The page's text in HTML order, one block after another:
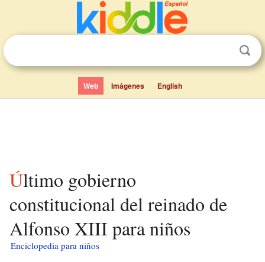
Web Imágenes English
Último gobierno
constitucional del reinado de
Alfonso XIII para niños
Enciclopedia para niños